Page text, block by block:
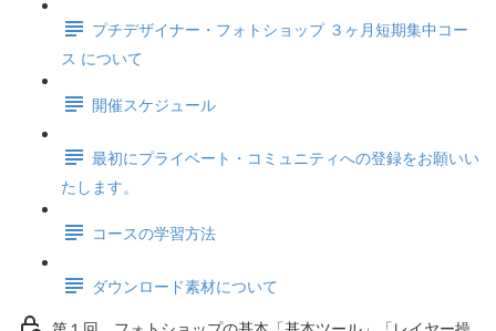
プチデザイナー・フォトショップ ３ヶ月短期集中コー
ス について
開催スケジュール
最初にプライベート・コミュニティへの登録をお願いい
たします。
コースの学習方法
ダウンロード素材について